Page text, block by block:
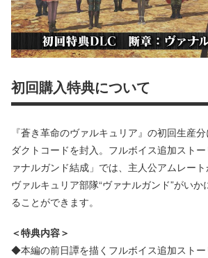
初回購入特典について
『蒼き革命のヴァルキュリア』の初回生産
ダクトコードを封入。フルボイス追加スト
ァナルガンド結成」では、主人公アムレー
ヴァルキュリア部隊“ヴァナルガンド”がい
ることができます。
＜特典内容＞
◆本編の前日譚を描くフルボイス追加スト